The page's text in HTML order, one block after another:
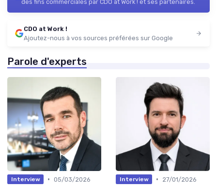
des fins commerciales par CDO at Work ! et ses partenaires.
CDO at Work !
Ajoutez-nous à vos sources préférées sur Google
Parole d'experts
Interview • 05/03/2026
Interview •
27/01/2026